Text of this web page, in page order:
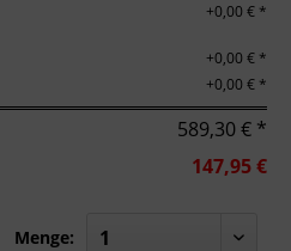
+0,00 € *
+0,00 € *
+0,00 € *
589,30 € *
147,95 €
Menge: